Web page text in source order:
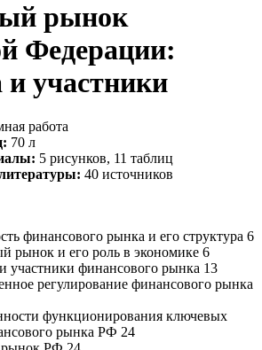
рынок
Федерации:
и участники
работа
70 л
5 рисунков, 11 таблиц
40 источников
финансового рынка и его структура 6
рынок и его роль в экономике 6
участники финансового рынка 13
регулирование финансового рынка
функционирования ключевых
рынка РФ 24